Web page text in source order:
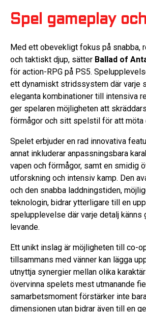
Spel gameplay
Med ett obevekligt fokus på snabba,
och taktiskt djup, sätter Ballad of
för action-RPG på PS5.
ett dynamiskt stridssystem där varje
eleganta kombinationer till intensiva
ger spelaren möjligheten att
förmågor och sitt spelstil för att möta
Spelet erbjuder en rad innovativa
annat inkluderar anpassningsbara
vapen och förmågor, samt en smidig
utforskning och intensiv kamp. Den
och den snabba laddningstiden,
teknologin, bidrar ytterligare till en
spelupplevelse där varje detalj känns
levande.
Ett unikt inslag är möjligheten till co-
tillsammans med vänner kan lägga
utnyttja synergier mellan olika
övervinna spelets mest utmanande
samarbetsmoment förstärker inte
dimensionen utan bidrar även till en